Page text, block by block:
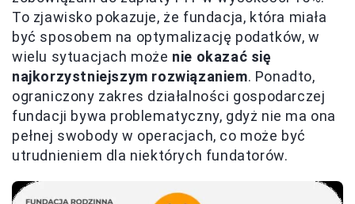
To zjawisko pokazuje, że fundacja, która miała
być sposobem na optymalizację podatków, w
wielu sytuacjach może nie okazać się
najkorzystniejszym rozwiązaniem. Ponadto,
ograniczony zakres działalności gospodarczej
fundacji bywa problematyczny, gdyż nie ma ona
pełnej swobody w operacjach, co może być
utrudnieniem dla niektórych fundatorów.